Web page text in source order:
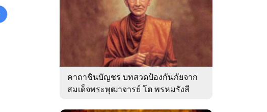
คาถาชินบัญชร บทสวดป้องกันภัยจาก
สมเด็จพระพุฒาจารย์ โต พรหมรังสี